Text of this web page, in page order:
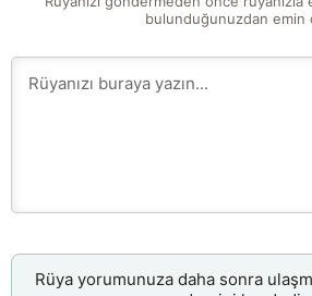
bulunduğunuzdan emin
Rüya yorumunuza daha sonra